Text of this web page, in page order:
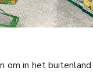
om in het